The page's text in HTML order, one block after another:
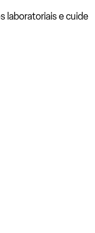
laboratoriais e cuide